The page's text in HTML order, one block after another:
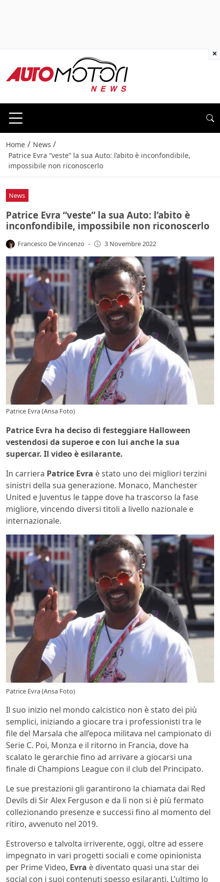
Home / News /
Patrice Evra “veste” la sua Auto: l’abito è inconfondibile,
impossibile non riconoscerlo
News
Patrice Evra “veste” la sua Auto: l’abito è
inconfondibile, impossibile non riconoscerlo
Francesco De Vincenzo - 3 Novembre 2022
Patrice Evra (Ansa Foto)
Patrice Evra ha deciso di festeggiare Halloween
vestendosi da superoe e con lui anche la sua
supercar. Il video è esilarante.
In carriera Patrice Evra è stato uno dei migliori terzini
sinistri della sua generazione. Monaco, Manchester
United e Juventus le tappe dove ha trascorso la fase
migliore, vincendo diversi titoli a livello nazionale e
internazionale.
Patrice Evra (Ansa Foto)
Il suo inizio nel mondo calcistico non è stato dei più
semplici, iniziando a giocare tra i professionisti tra le
file del Marsala che all’epoca militava nel campionato di
Serie C. Poi, Monza e il ritorno in Francia, dove ha
scalato le gerarchie fino ad arrivare a giocarsi una
finale di Champions League con il club del Principato.
Le sue prestazioni gli garantirono la chiamata dai Red
Devils di Sir Alex Ferguson e da lì non si è più fermato
collezionando presenze e successi fino al momento del
ritiro, avvenuto nel 2019.
Estroverso e talvolta irriverente, oggi, oltre ad essere
impegnato in vari progetti sociali e come opinionista
per Prime Video, Evra è diventato quasi una star dei
social con i suoi contenuti spesso esilaranti. L’ultimo lo
×